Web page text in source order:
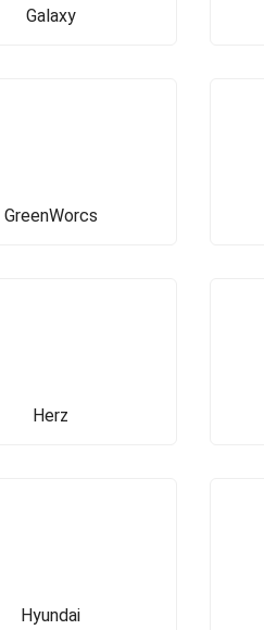
Galaxy
GreenWorcs
Herz
Hyundai